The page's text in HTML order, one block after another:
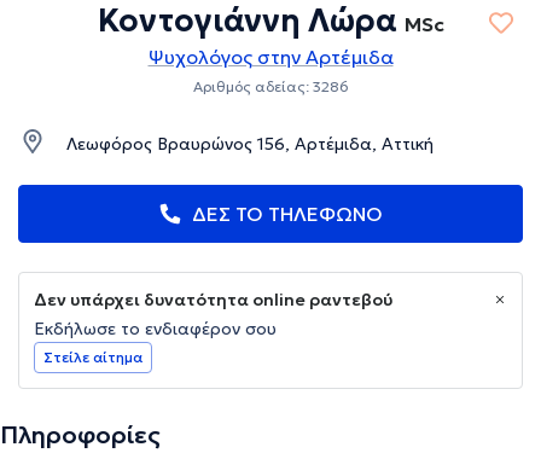
Κοντογιάννη Λώρα MSc
Ψυχολόγος στην Αρτέμιδα
Αριθμός αδείας: 3286
Λεωφόρος Βραυρώνος 156, Αρτέμιδα, Αττική
ΔΕΣ ΤΟ ΤΗΛΕΦΩΝΟ
Δεν υπάρχει δυνατότητα online ραντεβού
Εκδήλωσε το ενδιαφέρον σου
Στείλε αίτημα
Πληροφορίες